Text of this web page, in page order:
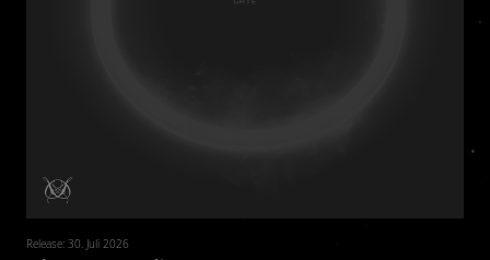
Release: 30. Juli 2026